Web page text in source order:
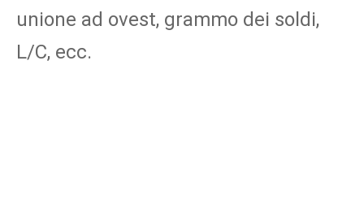
unione ad ovest, grammo dei soldi,
L/C, ecc.